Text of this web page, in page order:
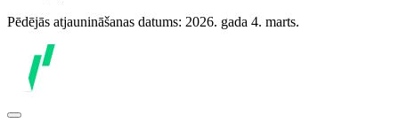
Pēdējās atjaunināšanas datums: 2026. gada 4. marts.